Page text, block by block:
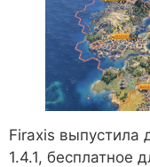
Firaxis выпустила
1.4.1, бесплатное